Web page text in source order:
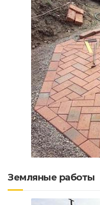
Земляные работы